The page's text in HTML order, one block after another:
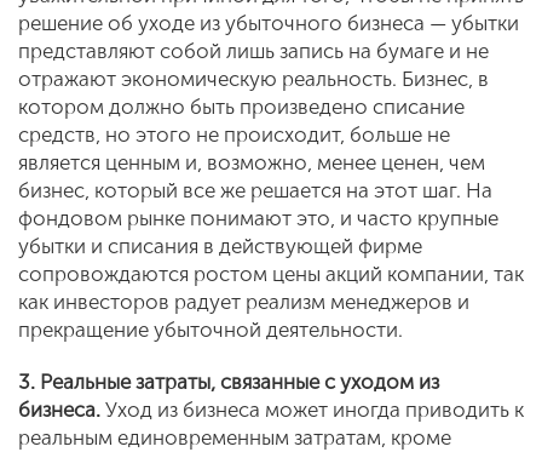
решение об уходе из убыточного бизнеса — убытки
представляют собой лишь запись на бумаге и не
отражают экономическую реальность. Бизнес, в
котором должно быть произведено списание
средств, но этого не происходит, больше не
является ценным и, возможно, менее ценен, чем
бизнес, который все же решается на этот шаг. На
фондовом рынке понимают это, и часто крупные
убытки и списания в действующей фирме
сопровождаются ростом цены акций компании, так
как инвесторов радует реализм менеджеров и
прекращение убыточной деятельности.
3. Реальные затраты, связанные с уходом из
бизнеса. Уход из бизнеса может иногда приводить к
реальным единовременным затратам, кроме